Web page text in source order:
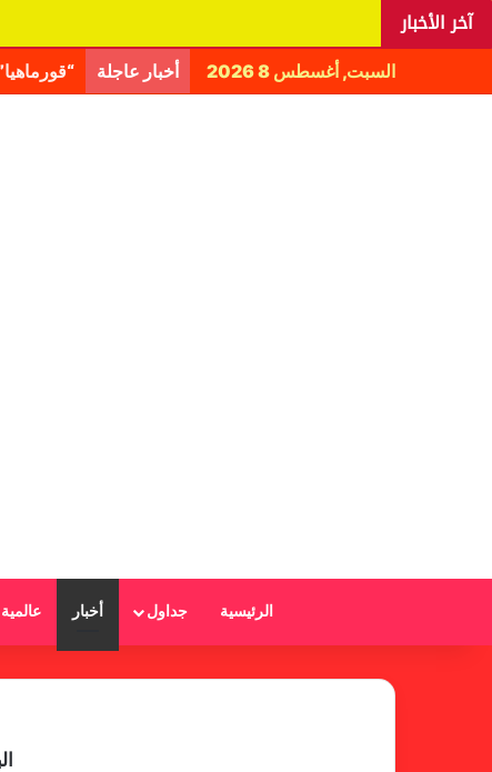
آخر الأخبار
السبت, أغسطس 8 2026 أخبار عاجلة اليانغا
الرئيسية جداول أخبار عالمية